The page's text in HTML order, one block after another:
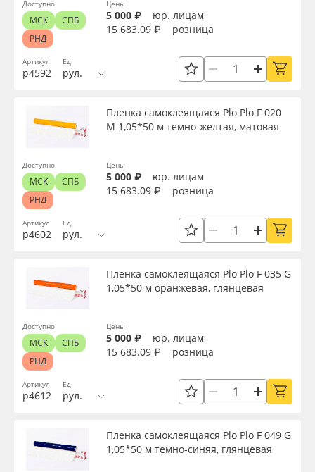
Артикул
р4592
Ед.
рул.
Цены
5 000 ₽
юр. лицам
15 683.09 ₽
розница
Доступно
МСК
СПБ
РНД
Артикул
р4602
Пленка самоклеящаяся Plo Plo F 020
M 1,05*50 м темно-желтая, матовая
Ед.
рул.
Цены
5 000 ₽
юр. лицам
15 683.09 ₽
розница
Доступно
МСК
СПБ
РНД
Артикул
р4612
Пленка самоклеящаяся Plo Plo F 035 G
1,05*50 м оранжевая, глянцевая
Ед.
рул.
Цены
5 000 ₽
юр. лицам
15 683.09 ₽
розница
Доступно
МСК
СПБ
РНД
Пленка самоклеящаяся Plo Plo F 049 G
1,05*50 м темно-синяя, глянцевая